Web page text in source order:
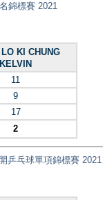
錦標賽 2021
KI CHUNG
KELVIN
11
9
17
2
乒乓球單項錦標賽 2021